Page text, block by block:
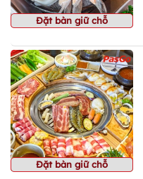
Đặt bàn giữ chỗ
Đặt bàn giữ chỗ